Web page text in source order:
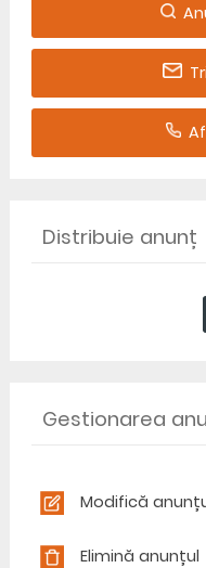
Distribuie anunț
Gestionarea
Modifică
Elimină anunțul